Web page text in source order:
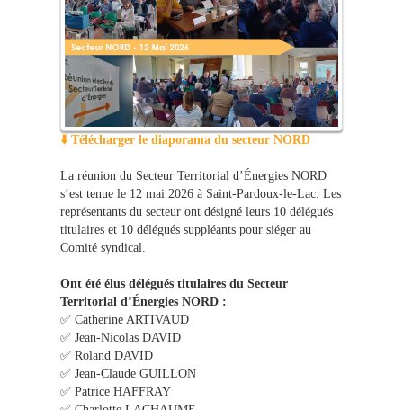
⬇️ Télécharger le diaporama du secteur NORD
La réunion du Secteur Territorial d’Énergies NORD
s’est tenue le 12 mai 2026 à Saint-Pardoux-le-Lac. Les
représentants du secteur ont désigné leurs 10 délégués
titulaires et 10 délégués suppléants pour siéger au
Comité syndical.
Ont été élus délégués titulaires du Secteur
Territorial d’Énergies NORD :
✅ Catherine ARTIVAUD
✅ Jean-Nicolas DAVID
✅ Roland DAVID
✅ Jean-Claude GUILLON
✅ Patrice HAFFRAY